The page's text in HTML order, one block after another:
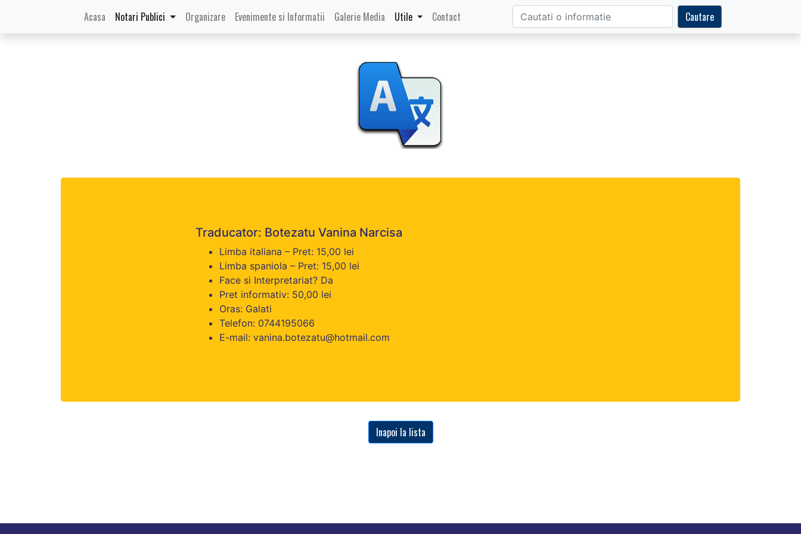
Acasa (current)
Notari Publici Organizare Evenimente si Informatii Galerie Media Utile Contact Cautare
Traducator: Botezatu Vanina Narcisa
Limba italiana – Pret: 15,00 lei
Limba spaniola – Pret: 15,00 lei
Face si Interpretariat? Da
Pret informativ: 50,00 lei
Oras: Galati
Telefon: 0744195066
E-mail: vanina.botezatu@hotmail.com
Inapoi la lista